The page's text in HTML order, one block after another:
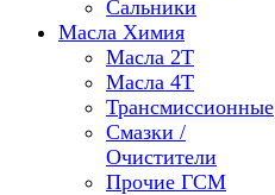
Сальники
Масла Химия
Масла 2Т
Масла 4Т
Трансмиссионные
Смазки /
Очистители
Прочие ГСМ